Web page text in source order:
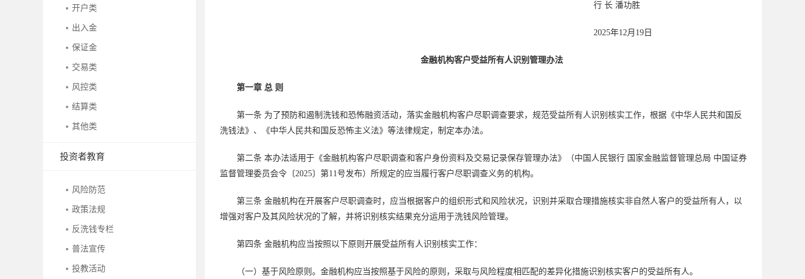
开户类
出入金
保证金
交易类
风控类
结算类
其他类
投资者教育
风险防范
政策法规
反洗钱专栏
普法宣传
投教活动
行 长 潘功胜
2025年12月19日
金融机构客户受益所有人识别管理办法
第一章 总 则
第一条 为了预防和遏制洗钱和恐怖融资活动，落实金融机构客户尽职调查要求，规范受益所有人识别核实工作，根据《中华人民共和国反
洗钱法》、《中华人民共和国反恐怖主义法》等法律规定，制定本办法。
第二条 本办法适用于《金融机构客户尽职调查和客户身份资料及交易记录保存管理办法》（中国人民银行 国家金融监督管理总局 中国证券
监督管理委员会令〔2025〕第11号发布）所规定的应当履行客户尽职调查义务的机构。
第三条 金融机构在开展客户尽职调查时，应当根据客户的组织形式和风险状况，识别并采取合理措施核实非自然人客户的受益所有人，以
增强对客户及其风险状况的了解，并将识别核实结果充分运用于洗钱风险管理。
第四条 金融机构应当按照以下原则开展受益所有人识别核实工作：
（一）基于风险原则。金融机构应当按照基于风险的原则，采取与风险程度相匹配的差异化措施识别核实客户的受益所有人。